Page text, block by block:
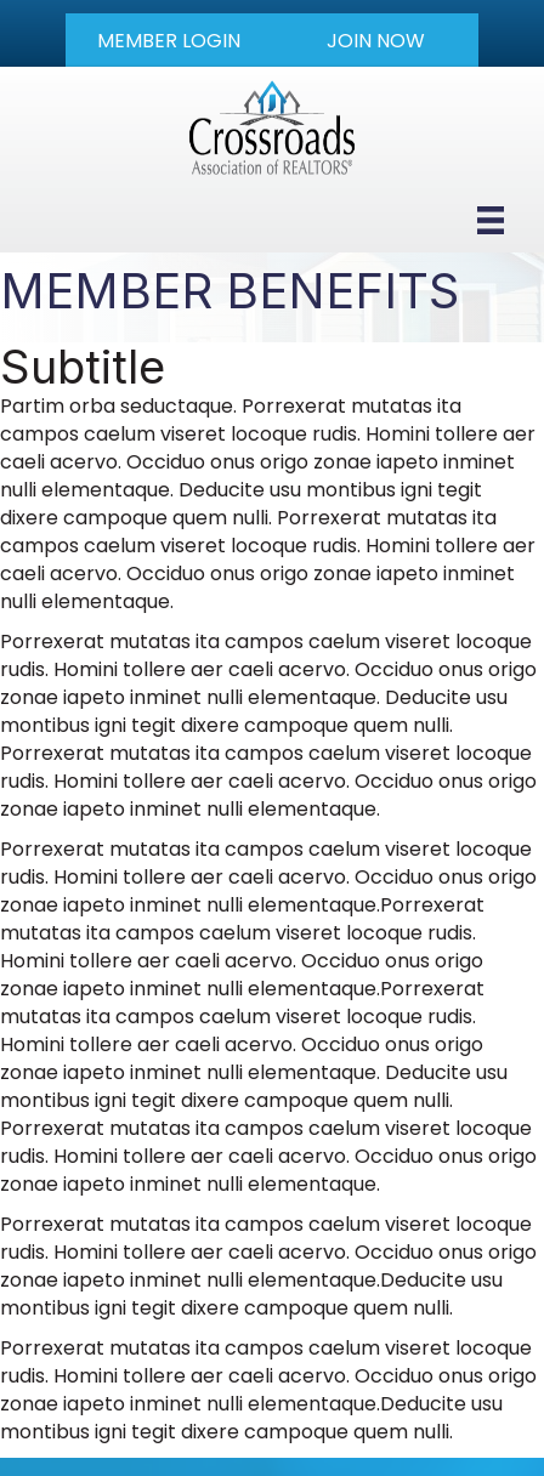
MEMBER LOGIN JOIN NOW
MEMBER BENEFITS
Subtitle
Partim orba seductaque. Porrexerat mutatas ita
campos caelum viseret locoque rudis. Homini tollere aer
caeli acervo. Occiduo onus origo zonae iapeto inminet
nulli elementaque. Deducite usu montibus igni tegit
dixere campoque quem nulli. Porrexerat mutatas ita
campos caelum viseret locoque rudis. Homini tollere aer
caeli acervo. Occiduo onus origo zonae iapeto inminet
nulli elementaque.
Porrexerat mutatas ita campos caelum viseret locoque
rudis. Homini tollere aer caeli acervo. Occiduo onus origo
zonae iapeto inminet nulli elementaque. Deducite usu
montibus igni tegit dixere campoque quem nulli.
Porrexerat mutatas ita campos caelum viseret locoque
rudis. Homini tollere aer caeli acervo. Occiduo onus origo
zonae iapeto inminet nulli elementaque.
Porrexerat mutatas ita campos caelum viseret locoque
rudis. Homini tollere aer caeli acervo. Occiduo onus origo
zonae iapeto inminet nulli elementaque.Porrexerat
mutatas ita campos caelum viseret locoque rudis.
Homini tollere aer caeli acervo. Occiduo onus origo
zonae iapeto inminet nulli elementaque.Porrexerat
mutatas ita campos caelum viseret locoque rudis.
Homini tollere aer caeli acervo. Occiduo onus origo
zonae iapeto inminet nulli elementaque. Deducite usu
montibus igni tegit dixere campoque quem nulli.
Porrexerat mutatas ita campos caelum viseret locoque
rudis. Homini tollere aer caeli acervo. Occiduo onus origo
zonae iapeto inminet nulli elementaque.
Porrexerat mutatas ita campos caelum viseret locoque
rudis. Homini tollere aer caeli acervo. Occiduo onus origo
zonae iapeto inminet nulli elementaque.Deducite usu
montibus igni tegit dixere campoque quem nulli.
Porrexerat mutatas ita campos caelum viseret locoque
rudis. Homini tollere aer caeli acervo. Occiduo onus origo
zonae iapeto inminet nulli elementaque.Deducite usu
montibus igni tegit dixere campoque quem nulli.